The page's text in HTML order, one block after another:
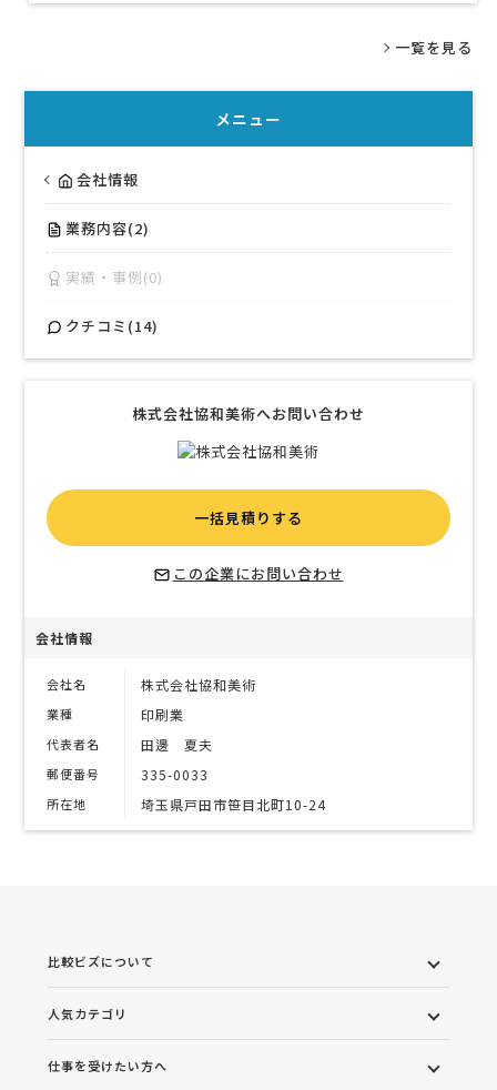
一覧を見る
メニュー
会社情報
業務内容(2)
実績・事例(0)
クチコミ(14)
株式会社協和美術へお問い合わせ
一括見積りする
この企業にお問い合わせ
会社情報
会社名 株式会社協和美術
業種 印刷業
代表者名 田邊 夏夫
郵便番号 335-0033
所在地 埼玉県戸田市笹目北町10-24
比較ビズについて
人気カテゴリ
仕事を受けたい方へ